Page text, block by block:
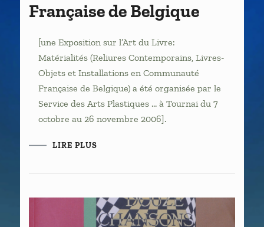
Française de Belgique
[une Exposition sur l’Art du Livre:
Matérialités (Reliures Contemporains, Livres-
Objets et Installations en Communauté
Française de Belgique) a été organisée par le
Service des Arts Plastiques … à Tournai du 7
octobre au 26 novembre 2006].
LIRE PLUS